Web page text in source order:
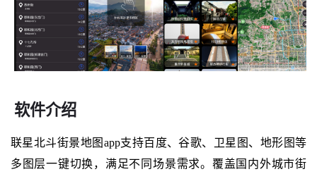
软件介绍
联星北斗街景地图app支持百度、谷歌、卫星图、地形图等
多图层一键切换，满足不同场景需求。覆盖国内外城市街